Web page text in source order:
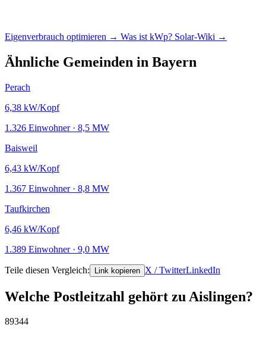
Eigenverbrauch optimieren → Was ist kWp? Solar-Wiki →
Ähnliche Gemeinden in Bayern
Perach
6,38 kW/Kopf
1.326 Einwohner · 8,5 MW
Baisweil
6,43 kW/Kopf
1.367 Einwohner · 8,8 MW
Taufkirchen
6,46 kW/Kopf
1.389 Einwohner · 9,0 MW
Teile diesen Vergleich: Link kopieren X / TwitterLinkedIn
Welche Postleitzahl gehört zu Aislingen?
89344